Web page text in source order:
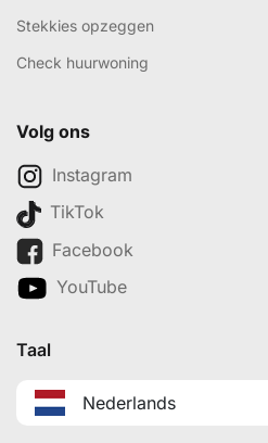
Stekkies opzeggen
Check huurwoning
Volg ons
Instagram
TikTok
Facebook
YouTube
Taal
Nederlands